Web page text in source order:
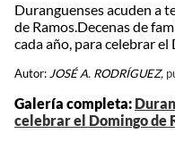
Duranguenses acuden a
de Ramos.Decenas de
cada año, para celebrar el
Autor:JOSÉ A. RODRÍGUEZ,
Galería completa:
celebrar el Domingo de